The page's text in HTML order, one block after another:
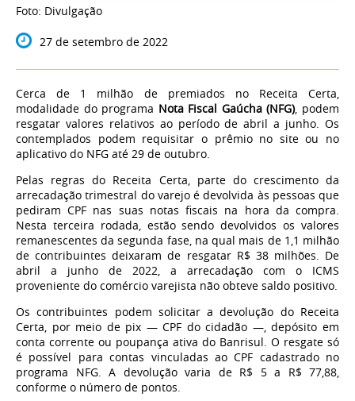
Foto: Divulgação
27 de setembro de 2022
Cerca de 1 milhão de premiados no Receita Certa,
modalidade do programa Nota Fiscal Gaúcha (NFG), podem
resgatar valores relativos ao período de abril a junho. Os
contemplados podem requisitar o prêmio no site ou no
aplicativo do NFG até 29 de outubro.
Pelas regras do Receita Certa, parte do crescimento da
arrecadação trimestral do varejo é devolvida às pessoas que
pediram CPF nas suas notas fiscais na hora da compra.
Nesta terceira rodada, estão sendo devolvidos os valores
remanescentes da segunda fase, na qual mais de 1,1 milhão
de contribuintes deixaram de resgatar R$ 38 milhões. De
abril a junho de 2022, a arrecadação com o ICMS
proveniente do comércio varejista não obteve saldo positivo.
Os contribuintes podem solicitar a devolução do Receita
Certa, por meio de pix — CPF do cidadão —, depósito em
conta corrente ou poupança ativa do Banrisul. O resgate só
é possível para contas vinculadas ao CPF cadastrado no
programa NFG. A devolução varia de R$ 5 a R$ 77,88,
conforme o número de pontos.